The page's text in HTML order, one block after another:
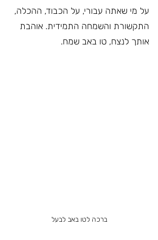
על מי שאתה עבורי, על הכבוד, ההכלה,
התקשורת והשמחה התמידית. אוהבת
אותך לנצח, טו באב שמח.
ברכה לטו באב לבעל